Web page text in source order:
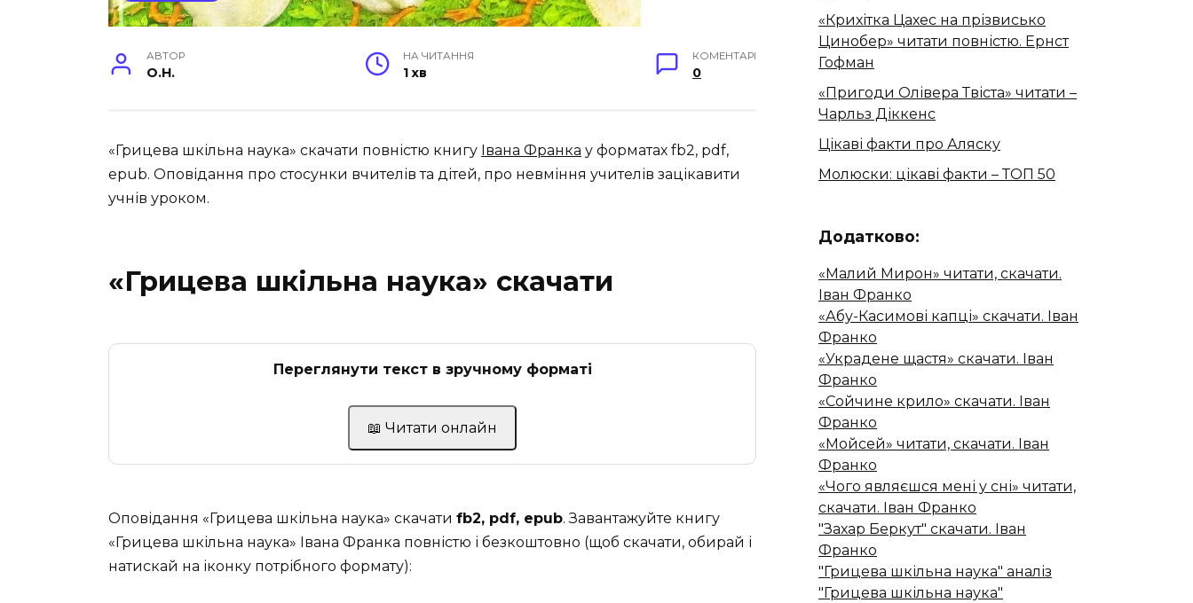
АВТОР
O.H.
НА ЧИТАННЯ
1 хв
КОМЕНТАРІ
0
«Грицева шкільна наука» скачати повністю книгу Івана Франка у форматах fb2, pdf,
epub. Оповідання про стосунки вчителів та дітей, про невміння учителів зацікавити
учнів уроком.
«Грицева шкільна наука» скачати
Переглянути текст в зручному форматі
📖 Читати онлайн
Оповідання «Грицева шкільна наука» скачати fb2, pdf, epub. Завантажуйте книгу
«Грицева шкільна наука» Івана Франка повністю і безкоштовно (щоб скачати, обирай і
натискай на іконку потрібного формату):
«Крихітка Цахес на прізвисько
Цинобер» читати повністю. Ернст
Гофман
«Пригоди Олівера Твіста» читати –
Чарльз Діккенс
Цікаві факти про Аляску
Молюски: цікаві факти – ТОП 50
Додатково:
«Малий Мирон» читати, скачати.
Іван Франко
«Абу-Касимові капці» скачати. Іван
Франко
«Украдене щастя» скачати. Іван
Франко
«Сойчине крило» скачати. Іван
Франко
«Мойсей» читати, скачати. Іван
Франко
«Чого являєшся мені у сні» читати,
скачати. Іван Франко
"Захар Беркут" скачати. Іван
Франко
"Грицева шкільна наука" аналіз
"Грицева шкільна наука"